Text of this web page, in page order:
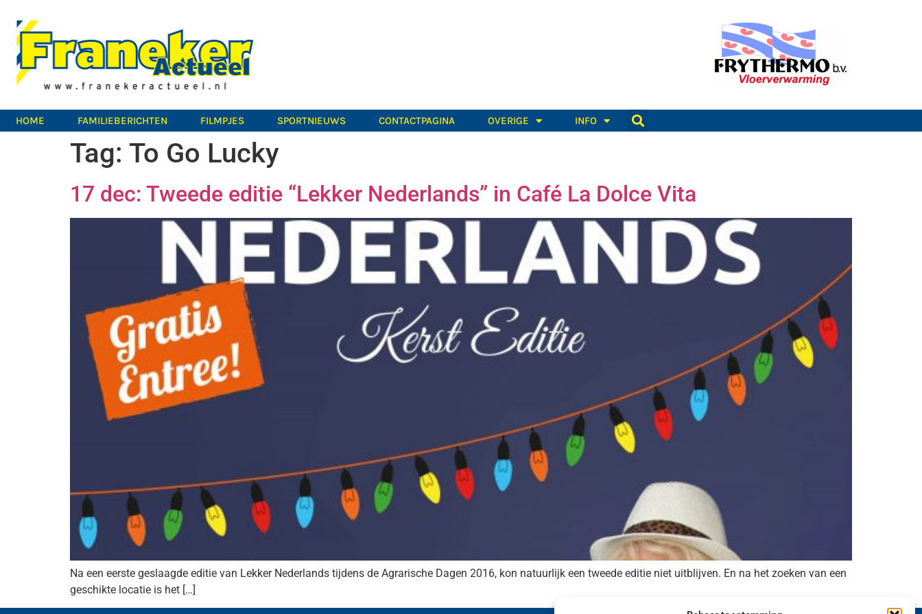
HOME FAMILIEBERICHTEN FILMPJES SPORTNIEUWS CONTACTPAGINA OVERIGE INFO
Tag: To Go Lucky
17 dec: Tweede editie “Lekker Nederlands” in Café La Dolce Vita
Na een eerste geslaagde editie van Lekker Nederlands tijdens de Agrarische Dagen 2016, kon natuurlijk een tweede editie niet uitblijven. En na het zoeken van een
geschikte locatie is het […]